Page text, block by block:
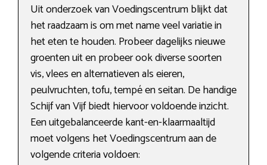
Uit onderzoek van Voedingscentrum blijkt dat
het raadzaam is om met name veel variatie in
het eten te houden. Probeer dagelijks nieuwe
groenten uit en probeer ook diverse soorten
vis, vlees en alternatieven als eieren,
peulvruchten, tofu, tempé en seitan. De handige
Schijf van Vijf biedt hiervoor voldoende inzicht.
Een uitgebalanceerde kant-en-klaarmaaltijd
moet volgens het Voedingscentrum aan de
volgende criteria voldoen: